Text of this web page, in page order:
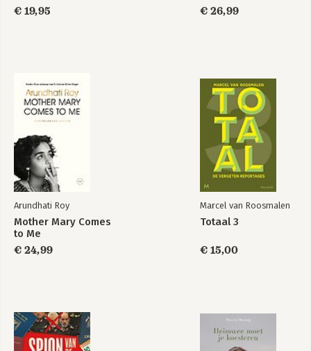
€ 19,95
€ 26,99
Arundhati Roy
Mother Mary Comes
to Me
€ 24,99
Marcel van Roosmalen
Totaal 3
€ 15,00